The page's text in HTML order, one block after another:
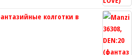
колготки в